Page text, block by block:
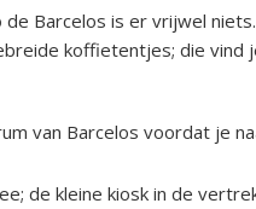
Barcelos is er vrijwel niets.
koffietentjes; die vind
van Barcelos voordat je
de kleine kiosk in de